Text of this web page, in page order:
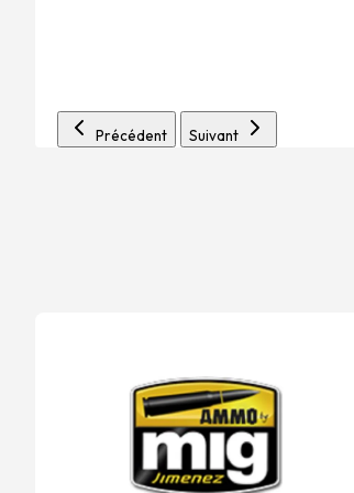
Précédent Suivant